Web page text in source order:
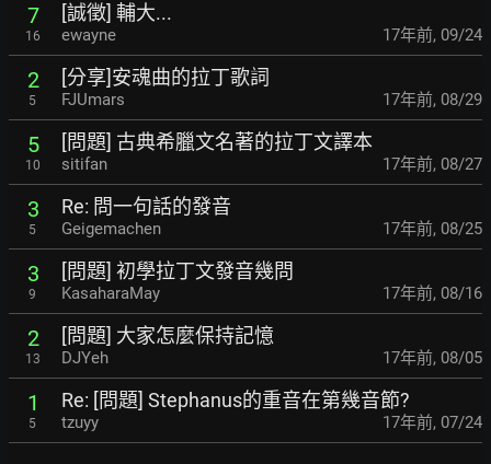
7
16
[誠徵] 輔大...
ewayne 17年前, 09/24
2
5
[分享]安魂曲的拉丁歌詞
FJUmars 17年前, 08/29
5
10
[問題] 古典希臘文名著的拉丁文譯本
sitifan 17年前, 08/27
3
5
Re: 問一句話的發音
Geigemachen 17年前, 08/25
3
9
[問題] 初學拉丁文發音幾問
KasaharaMay 17年前, 08/16
2
13
[問題] 大家怎麼保持記憶
DJYeh 17年前, 08/05
1
5
Re: [問題] Stephanus的重音在第幾音節?
tzuyy 17年前, 07/24